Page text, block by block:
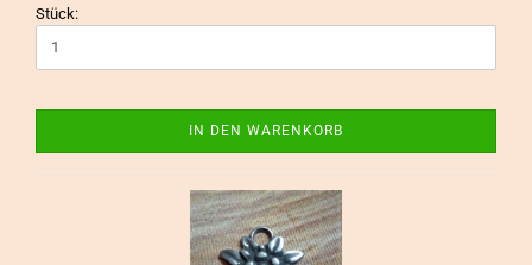
Stück:
IN DEN WARENKORB